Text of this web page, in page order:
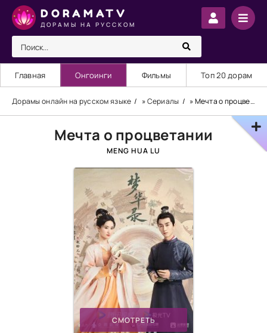
DORAMATV
ДОРАМЫ НА РУССКОМ
Главная Онгоинги Фильмы Топ 20 дорам
Дорамы онлайн на русском языке »Сериалы » Мечта о процветании
Мечта о процветании
MENG HUA LU
СМОТРЕТЬ